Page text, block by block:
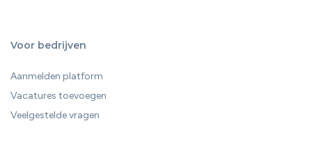
Voor bedrijven
Aanmelden platform
Vacatures toevoegen
Veelgestelde vragen